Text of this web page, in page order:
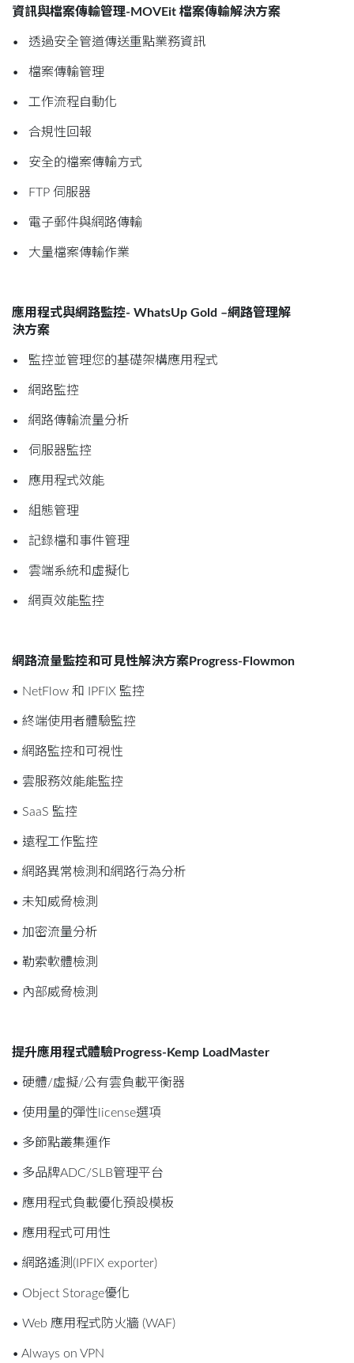
資訊與檔案傳輸管理-MOVEit 檔案傳輸解決方案
• 透過安全管道傳送重點業務資訊
• 檔案傳輸管理
• 工作流程自動化
• 合規性回報
• 安全的檔案傳輸方式
• FTP 伺服器
• 電子郵件與網路傳輸
• 大量檔案傳輸作業
應用程式與網路監控- WhatsUp Gold –網路管理解
決方案
• 監控並管理您的基礎架構應用程式
• 網路監控
• 網路傳輸流量分析
• 伺服器監控
• 應用程式效能
• 組態管理
• 記錄檔和事件管理
• 雲端系統和虛擬化
• 網頁效能監控
網路流量監控和可見性解決方案Progress-Flowmon
• NetFlow 和 IPFIX 監控
• 終端使用者體驗監控
• 網路監控和可視性
• 雲服務效能能監控
• SaaS 監控
• 遠程工作監控
• 網路異常檢測和網路行為分析
• 未知威脅檢測
• 加密流量分析
• 勒索軟體檢測
• 內部威脅檢測
提升應用程式體驗Progress-Kemp LoadMaster
• 硬體/虛擬/公有雲負載平衡器
• 使用量的彈性license選項
• 多節點叢集運作
• 多品牌ADC/SLB管理平台
• 應用程式負載優化預設模板
• 應用程式可用性
• 網路遙測(IPFIX exporter)
• Object Storage優化
• Web 應用程式防火牆 (WAF)
• Always on VPN